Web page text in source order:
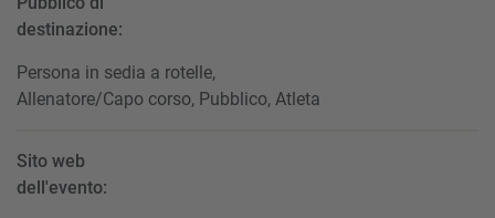
destinazione:
Persona in sedia a rotelle,
Allenatore/Capo corso, Pubblico, Atleta
Sito web
dell'evento: